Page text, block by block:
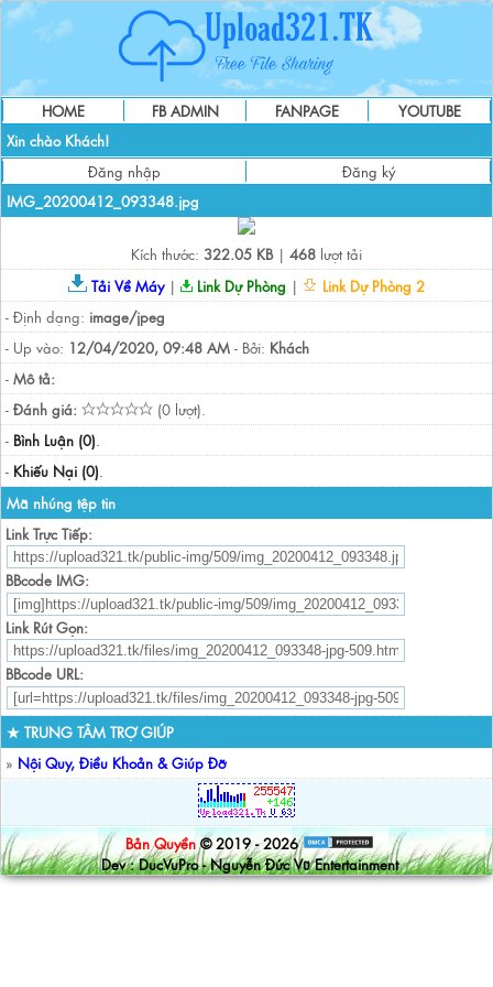
HOME FB ADMIN FANPAGE
YOUTUBE
Xin chào Khách!
Đăng nhập
Đăng ký
IMG_20200412_093348.jpg
Kích thước: 322.05 KB| 468 lượt tải
Tải Về Máy| Link Dự Phòng |
Link Dự Phòng 2
- Định dạng: image/jpeg
- Up vào: 12/04/2020, 09:48 AM - Bởi: Khách
- Mô tả:
- Đánh giá:
(0 lượt).
- Bình Luận (0).
- Khiếu Nại (0).
Mã nhúng tệp tin
Link Trực Tiếp:
BBcode IMG:
Link Rút Gọn:
BBcode URL:
★ TRUNG TÂM TRỢ GIÚP
» Nội Quy, Điều Khoản & Giúp Đỡ
Bản Quyền © 2019 - 2026
Dev : DucVuPro - Nguyễn Đức Vũ Entertainment